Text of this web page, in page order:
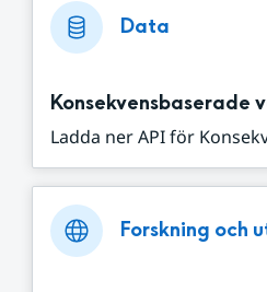
Data
Konsekvensbaserade
Ladda ner API för
Forskning och